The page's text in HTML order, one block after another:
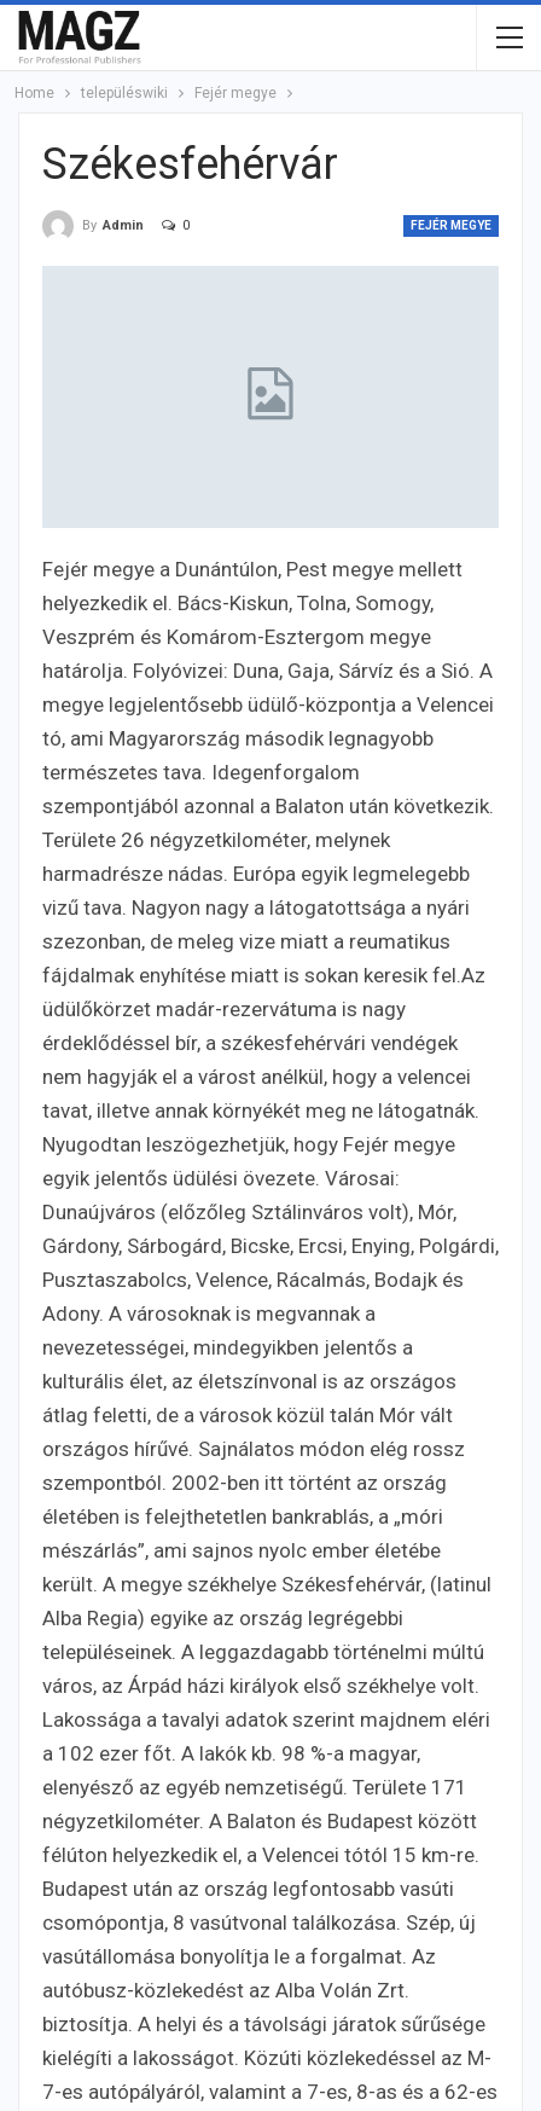
Home településwiki Fejér megye
Székesfehérvár
FEJÉR MEGYE
By Admin 0
Fejér megye a Dunántúlon, Pest megye mellett
helyezkedik el. Bács-Kiskun, Tolna, Somogy,
Veszprém és Komárom-Esztergom megye
határolja. Folyóvizei: Duna, Gaja, Sárvíz és a Sió. A
megye legjelentősebb üdülő-központja a Velencei
tó, ami Magyarország második legnagyobb
természetes tava. Idegenforgalom
szempontjából azonnal a Balaton után következik.
Területe 26 négyzetkilométer, melynek
harmadrésze nádas. Európa egyik legmelegebb
vizű tava. Nagyon nagy a látogatottsága a nyári
szezonban, de meleg vize miatt a reumatikus
fájdalmak enyhítése miatt is sokan keresik fel.Az
üdülőkörzet madár-rezervátuma is nagy
érdeklődéssel bír, a székesfehérvári vendégek
nem hagyják el a várost anélkül, hogy a velencei
tavat, illetve annak környékét meg ne látogatnák.
Nyugodtan leszögezhetjük, hogy Fejér megye
egyik jelentős üdülési övezete. Városai:
Dunaújváros (előzőleg Sztálinváros volt), Mór,
Gárdony, Sárbogárd, Bicske, Ercsi, Enying, Polgárdi,
Pusztaszabolcs, Velence, Rácalmás, Bodajk és
Adony. A városoknak is megvannak a
nevezetességei, mindegyikben jelentős a
kulturális élet, az életszínvonal is az országos
átlag feletti, de a városok közül talán Mór vált
országos hírűvé. Sajnálatos módon elég rossz
szempontból. 2002-ben itt történt az ország
életében is felejthetetlen bankrablás, a „móri
mészárlás”, ami sajnos nyolc ember életébe
került. A megye székhelye Székesfehérvár, (latinul
Alba Regia) egyike az ország legrégebbi
településeinek. A leggazdagabb történelmi múltú
város, az Árpád házi királyok első székhelye volt.
Lakossága a tavalyi adatok szerint majdnem eléri
a 102 ezer főt. A lakók kb. 98 %-a magyar,
elenyésző az egyéb nemzetiségű. Területe 171
négyzetkilométer. A Balaton és Budapest között
félúton helyezkedik el, a Velencei tótól 15 km-re.
Budapest után az ország legfontosabb vasúti
csomópontja, 8 vasútvonal találkozása. Szép, új
vasútállomása bonyolítja le a forgalmat. Az
autóbusz-közlekedést az Alba Volán Zrt.
biztosítja. A helyi és a távolsági járatok sűrűsége
kielégíti a lakosságot. Közúti közlekedéssel az M-
7-es autópályáról, valamint a 7-es, 8-as és a 62-es